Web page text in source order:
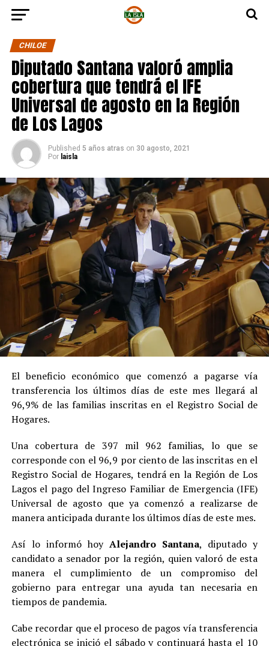
CHILOE
Diputado Santana valoró amplia
cobertura que tendrá el IFE
Universal de agosto en la Región
de Los Lagos
Published 5 años atras on 30 agosto, 2021
Por laisla
El beneficio económico que comenzó a pagarse vía
transferencia los últimos días de este mes llegará al
96,9% de las familias inscritas en el Registro Social de
Hogares.
Una cobertura de 397 mil 962 familias, lo que se
corresponde con el 96,9 por ciento de las inscritas en el
Registro Social de Hogares, tendrá en la Región de Los
Lagos el pago del Ingreso Familiar de Emergencia (IFE)
Universal de agosto que ya comenzó a realizarse de
manera anticipada durante los últimos días de este mes.
Así lo informó hoyAlejandro Santana, diputado y
candidato a senador por la región, quien valoró de esta
manera el cumplimiento de un compromiso del
gobierno para entregar una ayuda tan necesaria en
tiempos de pandemia.
Cabe recordar que el proceso de pagos vía transferencia
electrónica se inició el sábado y continuará hasta el 10